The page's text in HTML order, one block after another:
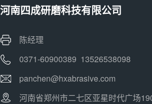
河南四成研磨科技有限公司
陈经理
0371-60900389 13526538098
panchen@hxabrasive.com
河南省郑州市二七区亚星时代广场